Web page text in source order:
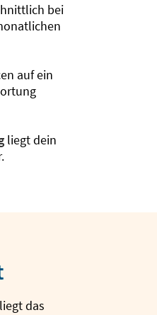
bei
auf ein
liegt dein
das